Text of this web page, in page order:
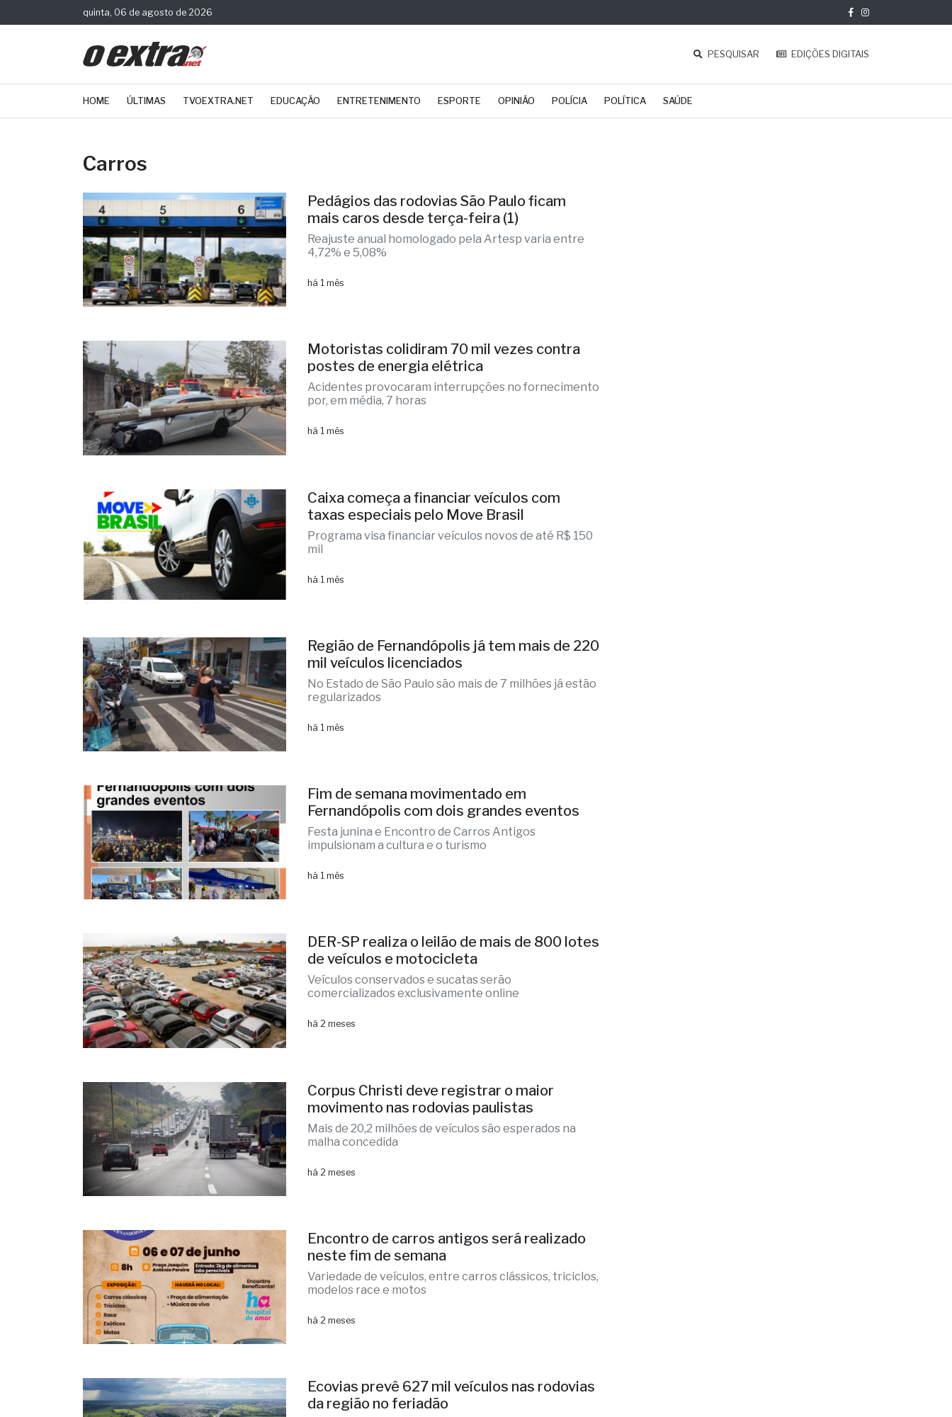
quinta, 06 de agosto de 2026
PESQUISAR EDIÇÕES DIGITAIS
HOME ÚLTIMAS TVOEXTRA.NET EDUCAÇÃO ENTRETENIMENTO ESPORTE OPINIÃO POLÍCIA POLÍTICA SAÚDE
Carros
Pedágios das rodovias São Paulo ficam
mais caros desde terça-feira (1)
Reajuste anual homologado pela Artesp varia entre
4,72% e 5,08%
há 1 mês
Motoristas colidiram 70 mil vezes contra
postes de energia elétrica
Acidentes provocaram interrupções no fornecimento
por, em média, 7 horas
há 1 mês
Caixa começa a financiar veículos com
taxas especiais pelo Move Brasil
Programa visa financiar veículos novos de até R$ 150
mil
há 1 mês
Região de Fernandópolis já tem mais de 220
mil veículos licenciados
No Estado de São Paulo são mais de 7 milhões já estão
regularizados
há 1 mês
Fim de semana movimentado em
Fernandópolis com dois grandes eventos
Festa junina e Encontro de Carros Antigos
impulsionam a cultura e o turismo
há 1 mês
DER-SP realiza o leilão de mais de 800 lotes
de veículos e motocicleta
Veículos conservados e sucatas serão
comercializados exclusivamente online
há 2 meses
Corpus Christi deve registrar o maior
movimento nas rodovias paulistas
Mais de 20,2 milhões de veículos são esperados na
malha concedida
há 2 meses
Encontro de carros antigos será realizado
neste fim de semana
Variedade de veículos, entre carros clássicos, triciclos,
modelos race e motos
há 2 meses
Ecovias prevê 627 mil veículos nas rodovias
da região no feriadão